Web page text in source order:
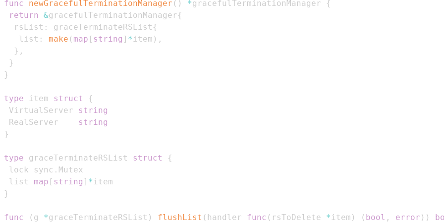
func newGracefulTerminationManager ( ) *gracefulTerminationManager
{
return
&gracefulTerminationManager{
  rsList
: graceTerminateRSList {
   list
: make ( map [ string ] *item ) ,
} ,
}
}
type item struct
{
VirtualServer string
RealServer string
}
type graceTerminateRSList struct
{
lock sync .
list map [ string ] *
}
func ( g *graceTerminateRSList ) flushList ( handler func ( rsToDelete *item ) ( bool , error ) )